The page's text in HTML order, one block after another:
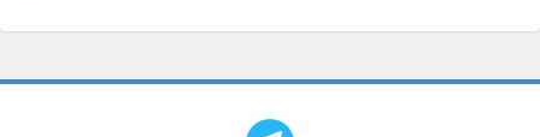
грузовые
Коммерческий